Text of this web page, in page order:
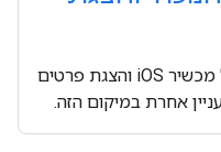
איתור המיקום הנוכחי של מכשיר iOS והצגת פרטים
אחרת במיקום הזה.